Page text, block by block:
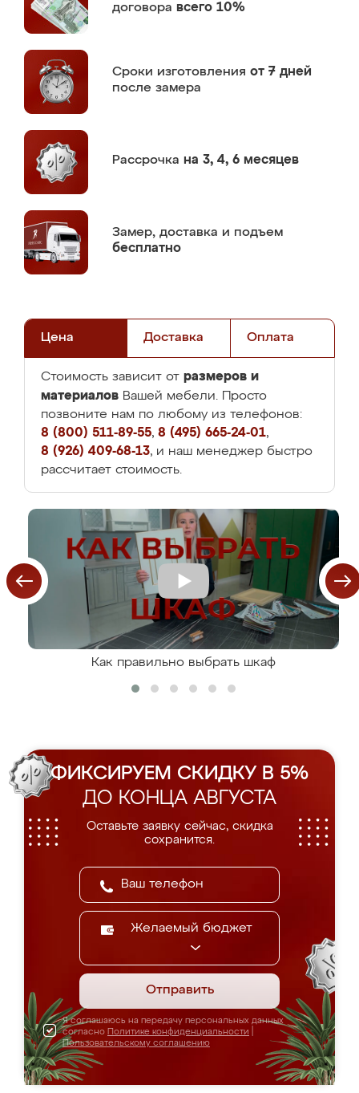
договора всего 10%
Сроки изготовления от 7 дней
после замера
Рассрочка на 3, 4, 6 месяцев
Замер, доставка и подъем
бесплатно
Цена Доставка Оплата
Стоимость зависит от размеров и
материалов Вашей мебели. Просто
позвоните нам по любому из телефонов:
8 (800) 511-89-55, 8 (495) 665-24-01,
8 (926) 409-68-13, и наш менеджер быстро
рассчитает стоимость.
Как правильно выбрать шкаф
ФИКСИРУЕМ СКИДКУ В 5%
ДО КОНЦА АВГУСТА
Оставьте заявку сейчас, скидка
сохранится.
Желаемый бюджет
Отправить
Я соглашаюсь на передачу персональных данных
согласно Политике конфиденциальности
Пользовательскому соглашению